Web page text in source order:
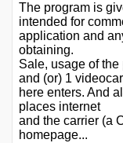
The program is
intended for
application and
obtaining.
Sale, usage of
and (or) 1
here enters. And
places internet
and the carrier (a
homepage...